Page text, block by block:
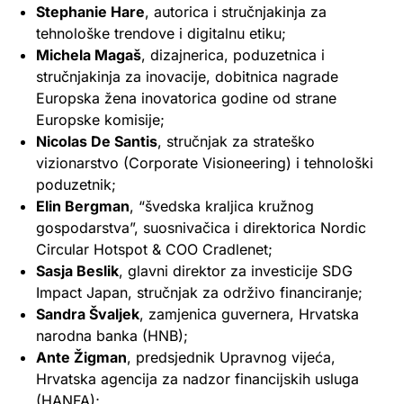
Stephanie Hare, autorica i stručnjakinja za
tehnološke trendove i digitalnu etiku;
Michela Magaš, dizajnerica, poduzetnica i
stručnjakinja za inovacije, dobitnica nagrade
Europska žena inovatorica godine od strane
Europske komisije;
Nicolas De Santis, stručnjak za strateško
vizionarstvo (Corporate Visioneering) i tehnološki
poduzetnik;
Elin Bergman, “švedska kraljica kružnog
gospodarstva”, suosnivačica i direktorica Nordic
Circular Hotspot & COO Cradlenet;
Sasja Beslik, glavni direktor za investicije SDG
Impact Japan, stručnjak za održivo financiranje;
Sandra Švaljek, zamjenica guvernera, Hrvatska
narodna banka (HNB);
Ante Žigman, predsjednik Upravnog vijeća,
Hrvatska agencija za nadzor financijskih usluga
(HANFA);